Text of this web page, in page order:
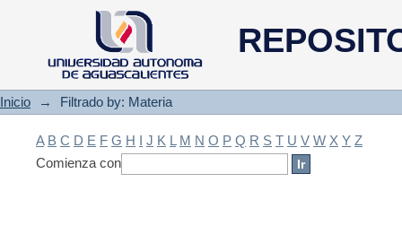
Filtrado by: Materia
Inicio → Filtrado by: Materia
A B C D E F G H I J K L M N O P Q R S T U V W X Y Z
Comienza con